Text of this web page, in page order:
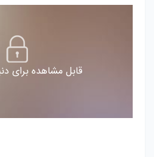
قابل مشاهده برای